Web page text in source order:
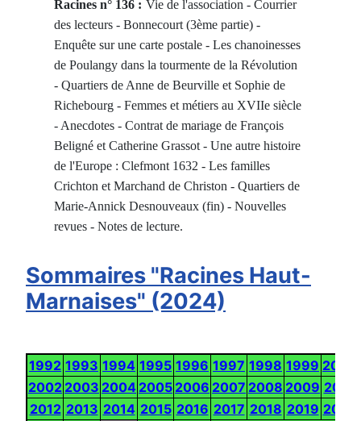
Racines n° 136 : Vie de l'association - Courrier
des lecteurs - Bonnecourt (3ème partie) -
Enquête sur une carte postale - Les chanoinesses
de Poulangy dans la tourmente de la Révolution
- Quartiers de Anne de Beurville et Sophie de
Richebourg - Femmes et métiers au XVIIe siècle
- Anecdotes - Contrat de mariage de François
Beligné et Catherine Grassot - Une autre histoire
de l'Europe : Clefmont 1632 - Les familles
Crichton et Marchand de Christon - Quartiers de
Marie-Annick Desnouveaux (fin) - Nouvelles
revues - Notes de lecture.
Sommaires "Racines Haut-
Marnaises" (2024)
1992 1993 1994 1995 1996 1997 1998 1999 2000
2002 2003 2004 2005 2006 2007 2008 2009 2010
2012 2013 2014 2015 2016 2017 2018 2019 2020